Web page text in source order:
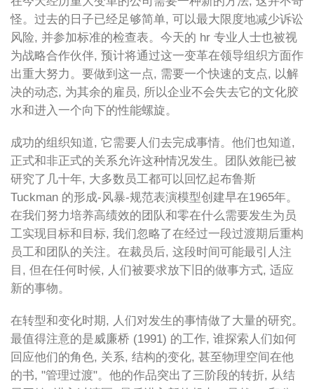
怪。过去的日子已经足够简单, 可以最大限度地减少诉讼
风险, 并参加标准的检查表。今天的 hr 专业人士也被视
为战略合作伙伴, 预计将通过这一变革在领导组织方面作
出重大努力。要做到这一点, 需要一个快速的支点, 以解
决的动态, 为其余的雇员, 所以企业不会失去它的文化胶
水和进入一个向下的性能螺旋。
成功的组织知道, 它需要人们去完成事情。他们也知道,
正式和非正式的关系允许这种情况发生。团队效能已被
研究了几十年, 大多数员工都可以回忆起布鲁斯
Tuckman 的形成-风暴-规范表演模型创建早在1965年。
在我们努力培养高绩效的团队和零在什么需要发生为员
工实现目标和目标, 我们忽略了在经过一段过渡期后重构
员工和团队的关注。在裁员后, 这段时间可能最引人注
目, 但在任何时候, 人们被要求放下旧的做事方式, 适应
新的事物。
在转型和变化时期, 人们对发生的事情做了大量的研究。
最值得注意的是威廉桥 (1991) 的工作, 谁探索人们如何
回应他们的角色, 关系, 结构的变化, 甚至物理空间在他
的书, "管理过渡"。他的作品突出了三阶段的转折, 从结